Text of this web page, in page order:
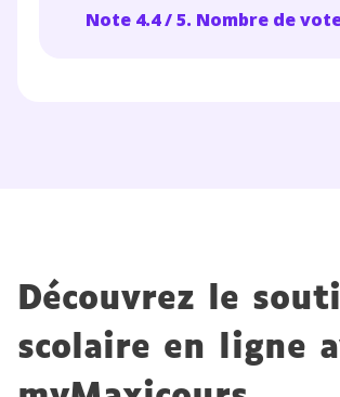
Note 4.4 / 5. Nombre de
Découvrez le
scolaire en ligne